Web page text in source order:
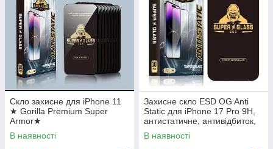
Скло захисне для iPhone 11
★ Gorilla Premium Super
Armor★
В наявності
Захисне скло ESD OG Anti
Static для iPhone 17 Pro 9H,
антистатичне, антивідбиток,
захист від подряпин та ударів
В наявності